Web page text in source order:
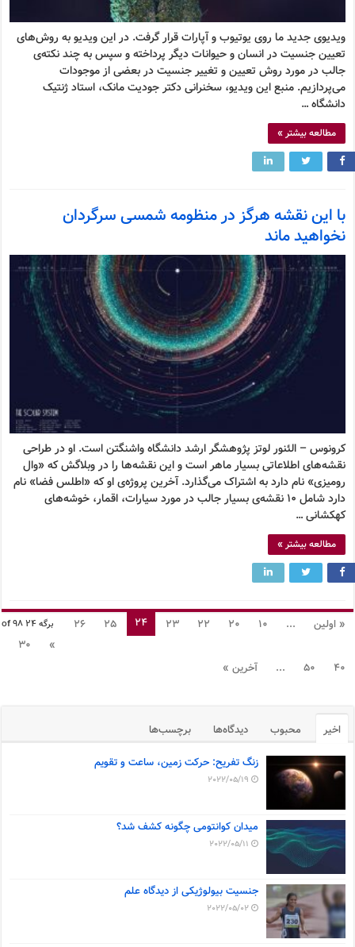
ویدیوی جدید ما روی یوتیوب و آپارات قرار گرفت. در این ویدیو به روش‌های
تعیین جنسیت در انسان و حیوانات دیگر پرداخته و سپس به چند نکته‌ی
جالب در مورد روش تعیین و تغییر جنسیت در بعضی از موجودات
می‌پردازیم. منبع این ویدیو، سخنرانی دکتر جودیت مانک، استاد ژنتیک
دانشگاه …
مطالعه بیشتر »
با این نقشه هرگز در منظومه شمسی سرگردان
نخواهید ماند
کرونوس – الئنور لوتز پژوهشگر ارشد دانشگاه واشنگتن است. او در طراحی
نقشه‌های اطلاعاتی بسیار ماهر است و این نقشه‌ها را در وبلاگش که «وال
رومیزی» نام دارد به اشتراک می‌گذارد. آخرین پروژه‌ی او که «اطلس فضا» نام
دارد شامل ۱۰ نقشه‌ی بسیار جالب در مورد سیارات، اقمار، خوشه‌های
کهکشانی …
مطالعه بیشتر »
برگه 24 of 98 « اولین ...
10
20
22
23
24
25
26
30
40
50
... آخرین »
اخیر محبوب دیدگاه‌ها برچسب‌ها
زنگ تفریح: حرکت زمین، ساعت و تقویم
2022/05/19
میدان کوانتومی چگونه کشف شد؟
2022/05/11
جنسیت بیولوژیکی از دیدگاه علم
2022/05/02